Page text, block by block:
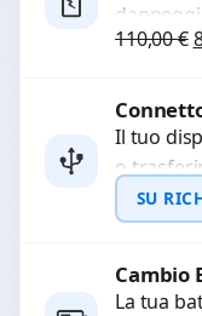
macchie,
110,00€
Il tuo
o
rotti,
SU
Cambio
La tua